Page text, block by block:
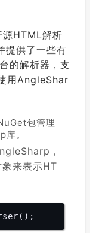
HTML解析
提供了一些有
的解析器，支
用AngleShar
包管理
。
，
来表示HT